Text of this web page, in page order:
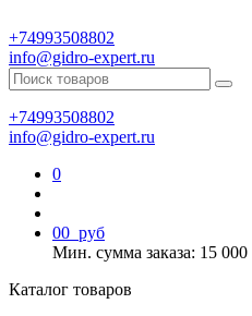
+74993508802
info@gidro-expert.ru
+74993508802
info@gidro-expert.ru
0
00 руб
Мин. сумма заказа: 15 000
Каталог товаров